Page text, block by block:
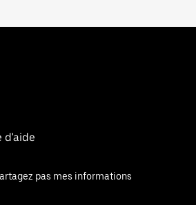
d'aide
pas mes informations